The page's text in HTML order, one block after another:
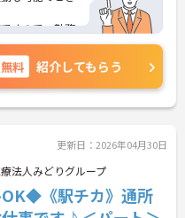
すので、勤務
れてしっかり
トなど、さら
にご相談くだ
無料 紹介してもらう
更新日：2026年04月30日
法人みどりグループ
OK◆《駅チカ》通所